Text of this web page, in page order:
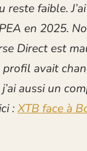
reste faible.
en 2025.
Direct est
avait
aussi un
:XTB face à